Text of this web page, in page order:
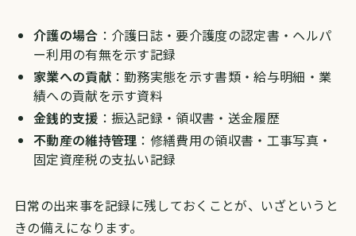
介護の場合 ：介護日誌・要介護度の認定書・ヘルパ
ー利用の有無を示す記録
家業への貢献：勤務実態を示す書類・給与明細・業
績への貢献を示す資料
金銭的支援 ：振込記録・領収書・送金履歴
不動産の維持管理 ：修繕費用の領収書・工事写真・
固定資産税の支払い記録
日常の出来事を記録に残しておくことが、いざというと
きの備えになります。